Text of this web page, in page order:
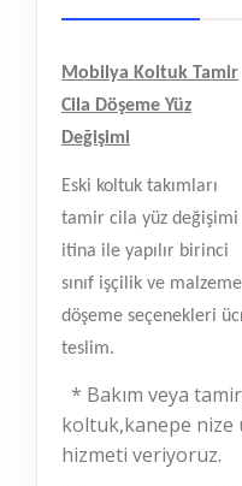
Mobilya Koltuk Tamir
Cila Döşeme Yüz
Değişimi
Eski koltuk takımları
tamir cila yüz değişimi
itina ile yapılır birinci
sınıf işçilik ve
döşeme seçenekleri
teslim.
* Bakım veya
koltuk,kanepe nize
hizmeti veriyoruz.